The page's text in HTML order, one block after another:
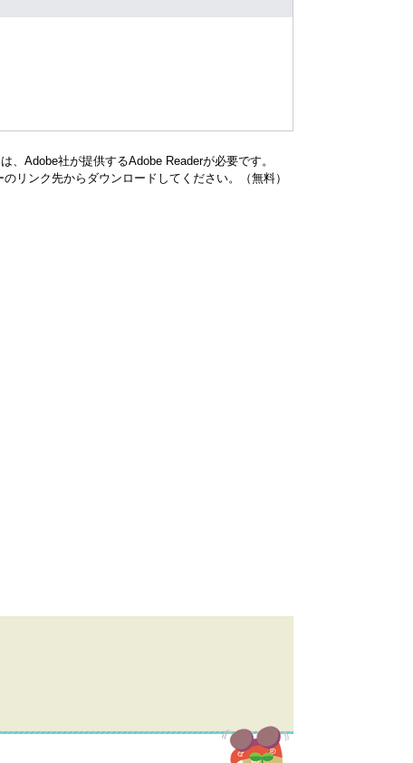
、Adobe社が提供するAdobe Readerが必要です。
リンク先からダウンロードしてください。（無料）